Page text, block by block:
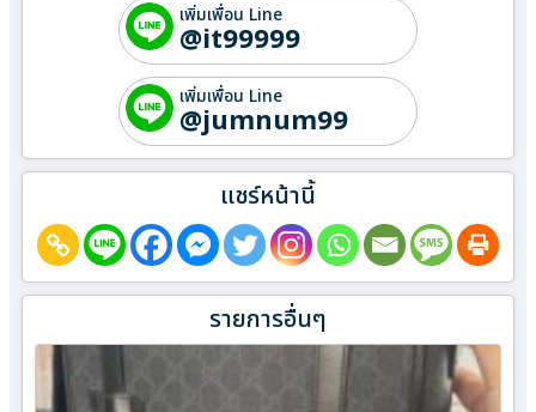
เพิ่มเพื่อน Line
@it99999
เพิ่มเพื่อน Line
@jumnum99
แชร์หน้านี้
รายการอื่นๆ